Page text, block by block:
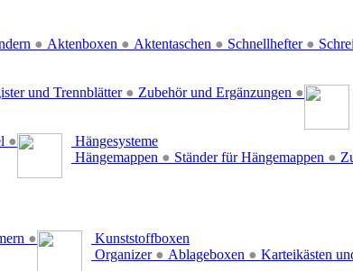
● Aktenboxen ● Aktentaschen ● Schnellhefter ●
und Trennblätter ● Zubehör und Ergänzungen ●
●
Hängesysteme
Hängemappen ● Ständer für Hängemappen ●
●
Kunststoffboxen
Organizer ● Ablageboxen ● Karteikästen